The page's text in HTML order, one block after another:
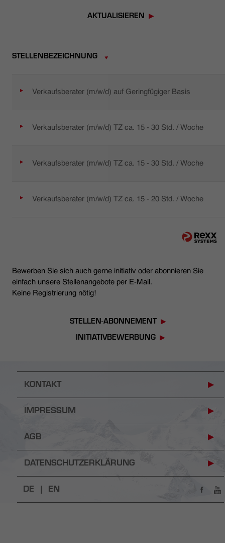
AKTUALISIEREN
STELLENBEZEICHNUNG
Verkaufsberater (m/w/d) auf Geringfügiger Basis
Verkaufsberater (m/w/d) TZ ca. 15 - 30 Std. / Woche
Verkaufsberater (m/w/d) TZ ca. 15 - 30 Std. / Woche
Verkaufsberater (m/w/d) TZ ca. 15 - 20 Std. / Woche
Bewerben Sie sich auch gerne initiativ oder abonnieren Sie
einfach unsere Stellenangebote per E-Mail.
Keine Registrierung nötig!
STELLEN-ABONNEMENT
INITIATIVBEWERBUNG
KONTAKT
IMPRESSUM
AGB
DATENSCHUTZERKLÄRUNG
DE | EN